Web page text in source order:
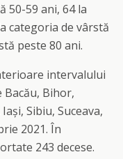
50-59 ani, 64 la
categoria de vârstă
peste 80 ani.
intervalului
Bihor,
Sibiu, Suceava,
2021. În
243 decese.